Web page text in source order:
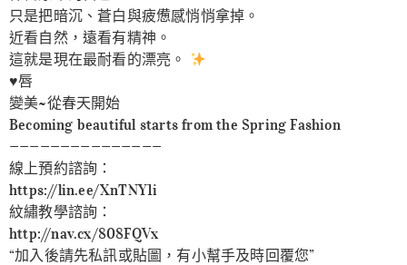
只是把暗沉、蒼白與疲憊感悄悄拿掉。
近看自然，遠看有精神。
這就是現在最耐看的漂亮。
♥️唇
變美~從春天開始
Becoming beautiful starts from the Spring Fashion
———————————————
線上預約諮詢：
https://lin.ee/XnTNY1i
紋繡教學諮詢：
http://nav.cx/808FQVx
“加入後請先私訊或貼圖，有小幫手及時回覆您”